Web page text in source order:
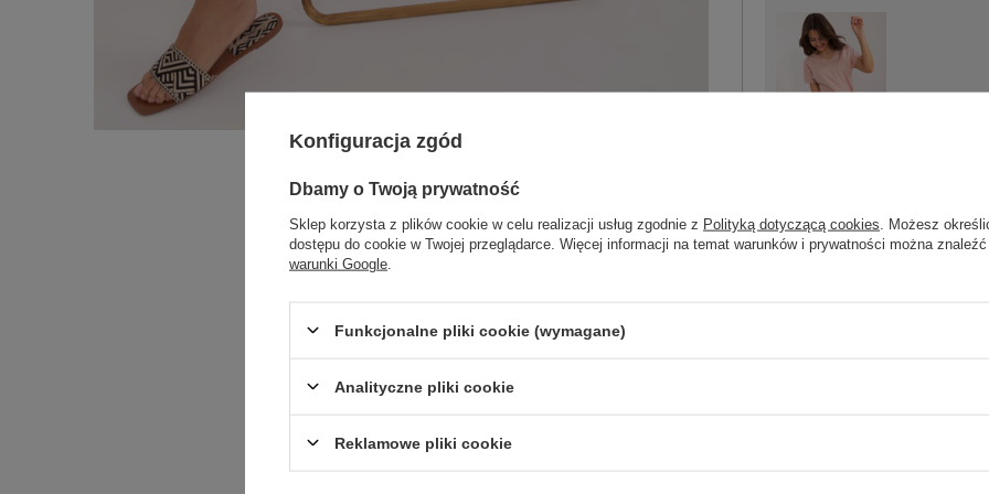
Konfiguracja zgód
Dbamy o Twoją prywatność
Sklep korzysta z plików cookie w celu realizacji usług zgodnie z Polityką dotyczącą cookies . Możesz
dostępu do cookie w Twojej przeglądarce. Więcej informacji na temat warunków i prywatności można
warunki Google
Funkcjonalne pliki cookie (wymagane)
Analityczne pliki cookie
Reklamowe pliki cookie